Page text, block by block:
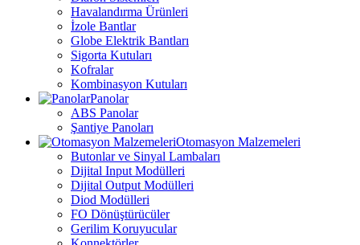
Havalandırma Ürünleri
İzole Bantlar
Globe Elektrik Bantları
Sigorta Kutuları
Kofralar
Kombinasyon Kutuları
Panolar
ABS Panolar
Şantiye Panoları
Otomasyon Malzemeleri
Butonlar ve Sinyal Lambaları
Dijital Input Modülleri
Dijital Output Modülleri
Diod Modülleri
FO Dönüştürücüler
Gerilim Koruyucular